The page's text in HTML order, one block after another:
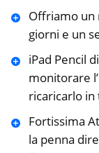
Offriamo un
giorni e un
iPad Pencil
monitorare
ricaricarlo
Fortissima
la penna